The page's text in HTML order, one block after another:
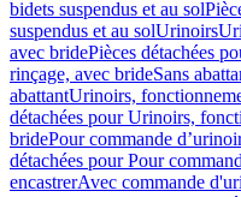
bidets suspendus et au sol
suspendus et au solUrinoirs
avec bridePièces détachées
rinçage, avec brideSans
abattantUrinoirs,
détachées pour Urinoirs,
bridePour commande
détachées pour Pour
encastrerAvec commande